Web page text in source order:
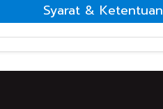
Syarat & Ketentuan